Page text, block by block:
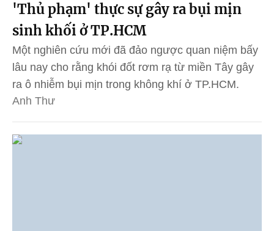
'Thủ phạm' thực sự gây ra bụi mịn
sinh khối ở TP.HCM
Một nghiên cứu mới đã đảo ngược quan niệm bấy
lâu nay cho rằng khói đốt rơm rạ từ miền Tây gây
ra ô nhiễm bụi mịn trong không khí ở TP.HCM.
Anh Thư